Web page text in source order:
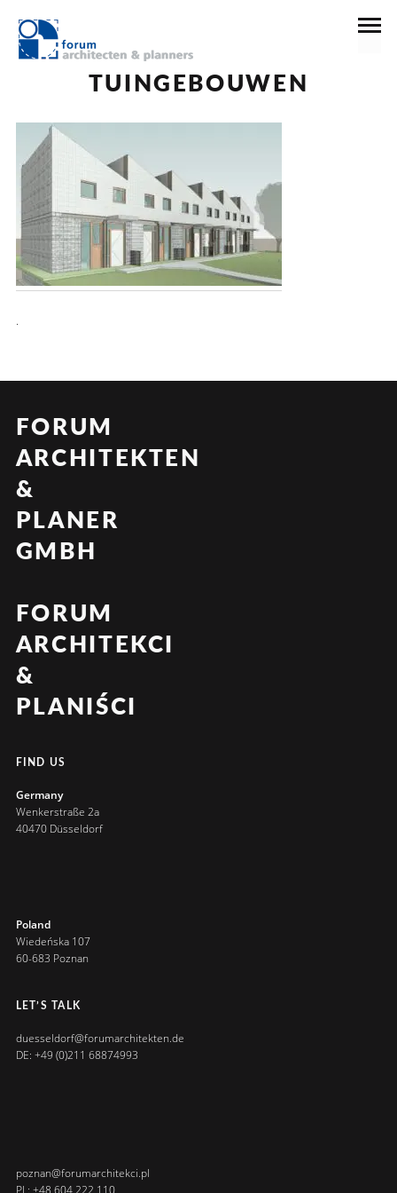
TUINGEBOUWEN
.
FORUM
ARCHITEKTEN
&
PLANER
GMBH
FORUM
ARCHITEKCI
&
PLANIŚCI
FIND US
Germany
Wenkerstraße 2a
40470 Düsseldorf
Poland
Wiedeńska 107
60-683 Poznan
LET’S TALK
duesseldorf@forumarchitekten.de
DE: +49 (0)211 68874993
poznan@forumarchitekci.pl
PL: +48 604 222 110